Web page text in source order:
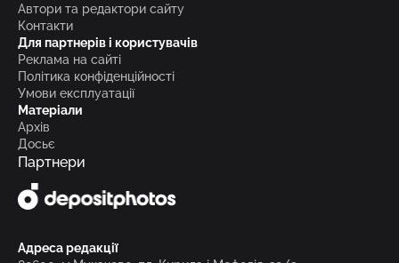
Автори та редактори сайту
Контакти
Для партнерів і користувачів
Реклама на сайті
Політика конфіденційності
Умови експлуатації
Матеріали
Архів
Досьє
Партнери
Адреса редакції